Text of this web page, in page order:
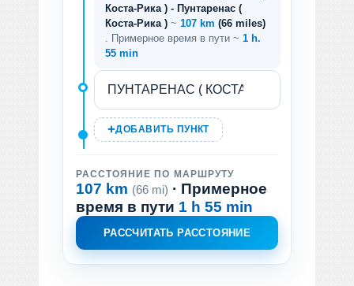
Коста-Рика ) - Пунтаренас (
Коста-Рика ) ~ 107 km (66 miles)
. Примерное время в пути ~ 1 h.
55 min
ДОБАВИТЬ ПУНКТ
РАССТОЯНИЕ ПО МАРШРУТУ
107 km (66 mi) · Примерное
время в пути 1 h 55 min
РАССЧИТАТЬ РАССТОЯНИЕ